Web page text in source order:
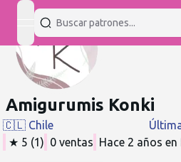
open navigation menu
Amigurumis Konki
🇨🇱 Chile
★ 5 (1) 0 ventas Hace 2 años en